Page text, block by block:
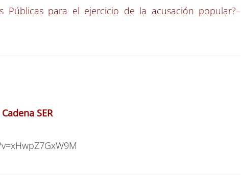
Públicas para el ejercicio de la acusación popular?–
SER